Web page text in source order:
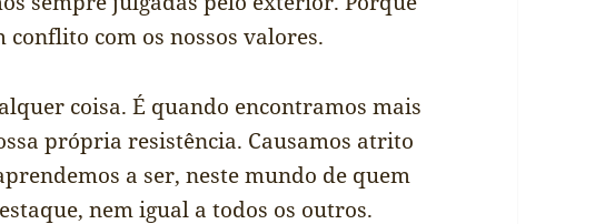
com os nossos valores.
coisa. É quando encontramos mais
própria resistência. Causamos atrito
a ser, neste mundo de quem
nem igual a todos os outros.